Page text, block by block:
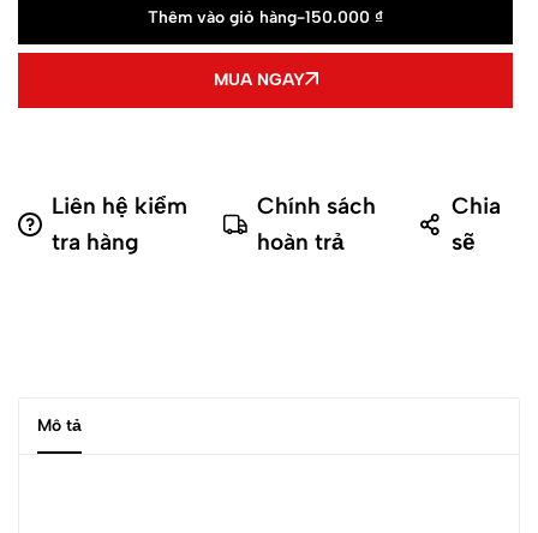
Thêm vào giỏ hàng-150.000 ₫
MUA NGAY
Liên hệ kiểm
tra hàng
Chính sách
hoàn trả
Chia
sẽ
Mô tả